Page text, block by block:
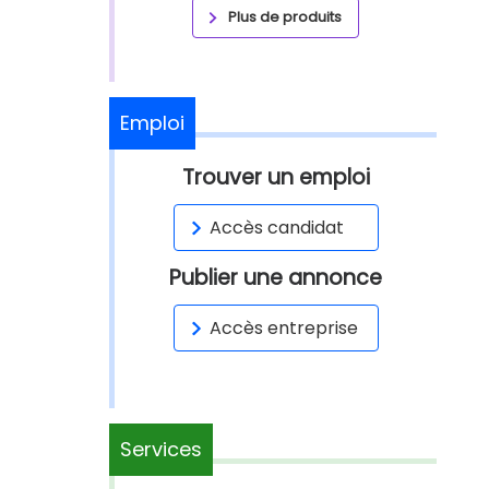
Plus de produits
Emploi
Trouver un emploi
Accès candidat
Publier une annonce
Accès entreprise
Services